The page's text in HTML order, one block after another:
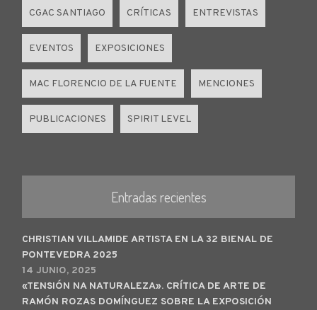
CGAC SANTIAGO CRÍTICAS ENTREVISTAS
EVENTOS EXPOSICIONES
MAC FLORENCIO DE LA FUENTE MENCIONES
PUBLICACIONES SPIRIT LEVEL
Entradas recientes
CHRISTIAN VILLAMIDE ARTISTA EN LA 32 BIENAL DE
PONTEVEDRA 2025
14 JUNIO, 2025
«TENSIÓN NA NATURALEZA». CRÍTICA DE ARTE DE
RAMÓN ROZAS DOMÍNGUEZ SOBRE LA EXPOSICIÓN